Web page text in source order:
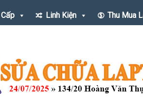
Linh Kiện Thu Mua